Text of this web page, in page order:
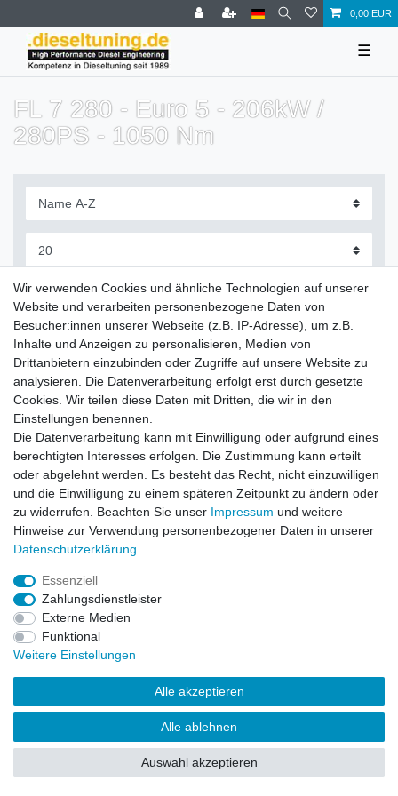
0,00 EUR
☰
FL 7 280 - Euro 5 - 206kW /
280PS - 1050 Nm
Filter
Zahlung und Versand
Impressum Daten­schutz­erklärung AGB
Barrierefreiheitserklärung Widerrufs­recht
Vertrag widerrufen
© Copyright 2026 | Alle Rechte vorbehalten.
Wir verwenden Cookies und ähnliche Technologien auf unserer
Website und verarbeiten personenbezogene Daten von
Besucher:innen unserer Webseite (z.B. IP-Adresse), um z.B.
Inhalte und Anzeigen zu personalisieren, Medien von
Drittanbietern einzubinden oder Zugriffe auf unsere Website zu
analysieren. Die Datenverarbeitung erfolgt erst durch gesetzte
Cookies. Wir teilen diese Daten mit Dritten, die wir in den
Einstellungen benennen.
Die Datenverarbeitung kann mit Einwilligung oder aufgrund eines
berechtigten Interesses erfolgen. Die Zustimmung kann erteilt
oder abgelehnt werden. Es besteht das Recht, nicht einzuwilligen
und die Einwilligung zu einem späteren Zeitpunkt zu ändern oder
zu widerrufen. Beachten Sie unser Impressum und weitere
Hinweise zur Verwendung personenbezogener Daten in unserer
Daten­schutz­erklärung
Essenziell
Zahlungsdienstleister
Externe Medien
Funktional
Weitere Einstellungen
Alle akzeptieren
Alle ablehnen
Auswahl akzeptieren